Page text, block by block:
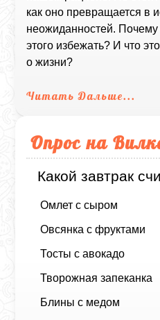
как оно превращается в
неожиданностей. Почему
этого избежать? И что
о жизни?
Читать Дальше...
Опрос на
Какой завтрак
Омлет с сыром
Овсянка с фруктами
Тосты с авокадо
Творожная запеканка
Блины с медом